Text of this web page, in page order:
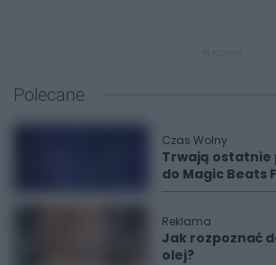
Polecane
Czas Wolny
Trwają
do Magic Beats
Reklama
Jak rozpoznać
olej?